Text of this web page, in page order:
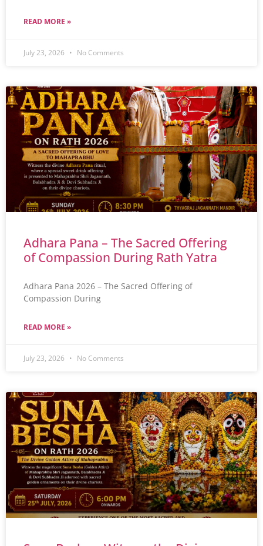
READ MORE »
July 23, 2026 No Comments
Adhara Pana – The Sacred Offering
of Compassion During Rath Yatra
Adhara Pana 2026 – The Sacred Offering of
Compassion During
READ MORE »
July 23, 2026 No Comments